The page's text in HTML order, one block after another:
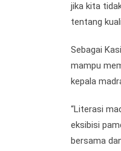
jika kita
tentang
Sebagai
mampu
kepala
“Literasi
eksibisi
bersama